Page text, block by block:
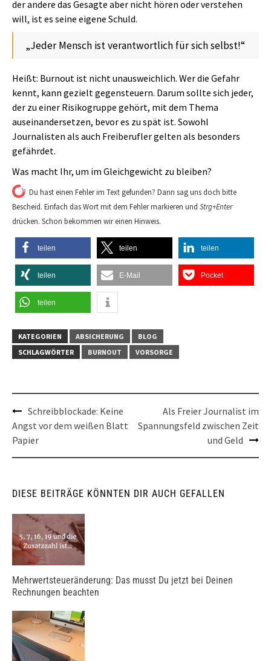
der andere das Gesagte aber nicht hören oder verstehen
will, ist es seine eigene Schuld.
„Jeder Mensch ist verantwortlich für sich selbst!“
Heißt: Burnout ist nicht unausweichlich. Wer die Gefahr
kennt, kann gezielt gegensteuern. Darum sollte sich jeder,
der zu einer Risikogruppe gehört, mit dem Thema
auseinandersetzen, bevor es zu spät ist. Sowohl
Journalisten als auch Freiberufler gelten als besonders
gefährdet.
Was macht Ihr, um im Gleichgewicht zu bleiben?
Du hast einen Fehler im Text gefunden? Dann sag uns doch bitte
Bescheid. Einfach das Wort mit dem Fehler markieren und Strg+Enter
drücken. Schon bekommen wir einen Hinweis.
teilen teilen teilen
teilen E-Mail Pocket
teilen
KATEGORIEN ABSICHERUNG
BLOG
SCHLAGWÖRTER
BURNOUT VORSORGE
Post
navigation
Schreibblockade: Keine
Angst vor dem weißen Blatt
Papier
Als Freier Journalist im
Spannungsfeld zwischen Zeit
und Geld
DIESE BEITRÄGE KÖNNTEN DIR AUCH GEFALLEN
Mehrwertsteueränderung: Das musst Du jetzt bei Deinen
Rechnungen beachten